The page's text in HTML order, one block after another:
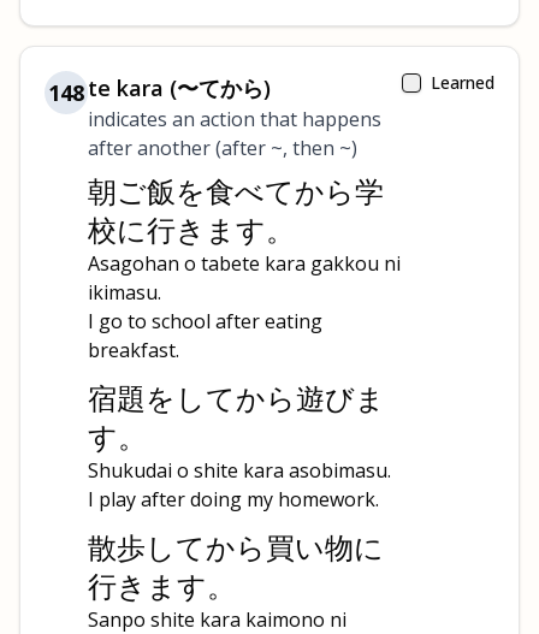
148te kara (〜てから)
indicates an action that happens
after another (after ~, then ~)
朝ご飯を食べてから学
校に行きます。
Asagohan o tabete kara gakkou ni
ikimasu.
I go to school after eating
breakfast.
宿題をしてから遊びま
す。
Shukudai o shite kara asobimasu.
I play after doing my homework.
散歩してから買い物に
行きます。
Sanpo shite kara kaimono ni
Learned